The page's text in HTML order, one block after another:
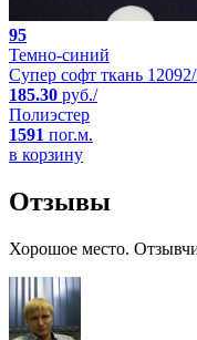
95
Темно-синий
Супер софт ткань
185.30 руб./
Полиэстер
1591 пог.м.
в корзину
Отзывы
Хорошое место.